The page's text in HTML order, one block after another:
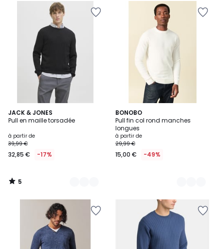
JACK & JONES
Pull en maille torsadée
à partir de
39,99 €
32,85 € -17%
5
/
5
Couleurs
5
/
BONOBO
Pull fin col rond manches
longues
à partir de
29,99 €
15,00 € -49%
6
Couleurs